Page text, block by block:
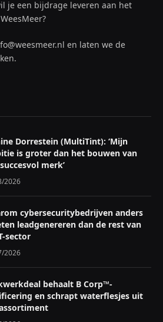
je een bijdrage leveren aan het
en laten we de
Dorrestein (MultiTint): ‘Mijn
is groter dan het bouwen van
merk’
2026
cybersecuritybedrijven anders
leadgenereren dan de rest van
sector
2026
behaalt B Corp™-
en schrapt waterflesjes uit